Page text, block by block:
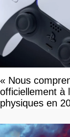
« Nous
officiellement à
physiques en